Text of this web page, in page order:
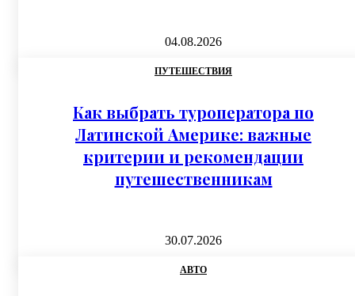
04.08.2026
ПУТЕШЕСТВИЯ
Как выбрать туроператора по
Латинской Америке: важные
критерии и рекомендации
путешественникам
30.07.2026
АВТО